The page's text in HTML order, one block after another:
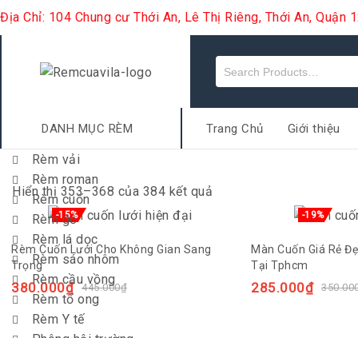
Địa Chỉ: 104 Chung cư Thới An, Lê Thị Riêng, Thới An, Quận
DANH MỤC RÈM
Rèm vải
Rèm roman
Rèm cuốn
Rèm gỗ
Rèm lá dọc
Rèm sáo nhôm
Rèm cầu vồng
Rèm tổ ong
Rèm Y tế
Trang Chủ Giới thiệu
Hiển thị 353–368 của 384 kết quả
-15%
Rèm Cuốn Lưới Cho Không Gian Sang
Trọng
445.000₫
380.000₫
-19%
Màn Cuốn Giá Rẻ
Tại Tphcm
285.000₫